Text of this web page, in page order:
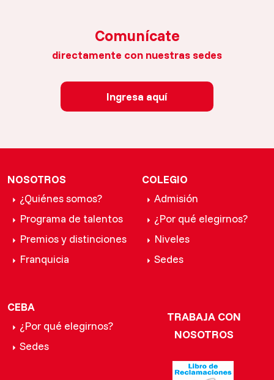
Comunícate
directamente con nuestras sedes
Ingresa aquí
NOSOTROS
¿Quiénes somos?
Programa de talentos
Premios y distinciones
Franquicia
COLEGIO
Admisión
¿Por qué elegirnos?
Niveles
Sedes
CEBA
¿Por qué elegirnos?
Sedes
TRABAJA CON
NOSOTROS